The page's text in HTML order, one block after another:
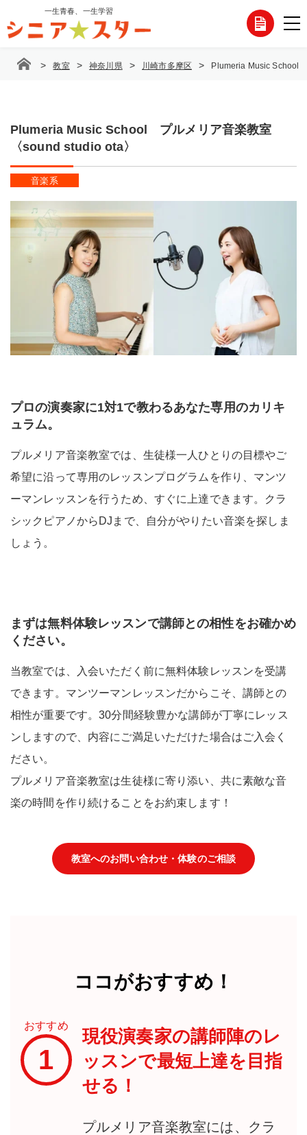
テ
一生青春、一生学習
各
い
> 教室 > 神奈川県 > 川崎市多摩区 > Plumeria Music School
Plumeria Music School プルメリア音楽教室
〈sound studio ota〉
音楽系
プロの演奏家に1対1で教わるあなた専用のカリキ
ュラム。
プルメリア音楽教室では、生徒様一人ひとりの目標やご
希望に沿って専用のレッスンプログラムを作り、マンツ
ーマンレッスンを行うため、すぐに上達できます。クラ
シックピアノからDJまで、自分がやりたい音楽を探しま
しょう。
まずは無料体験レッスンで講師との相性をお確かめ
ください。
当教室では、入会いただく前に無料体験レッスンを受講
できます。マンツーマンレッスンだからこそ、講師との
相性が重要です。30分間経験豊かな講師が丁寧にレッス
ンしますので、内容にご満足いただけた場合はご入会く
ださい。
プルメリア音楽教室は生徒様に寄り添い、共に素敵な音
楽の時間を作り続けることをお約束します！
教室へのお問い合わせ・体験のご相談
ココがおすすめ！
おすすめ
1
現役演奏家の講師陣のレ
ッスンで最短上達を目指
せる！
プルメリア音楽教室には、クラ